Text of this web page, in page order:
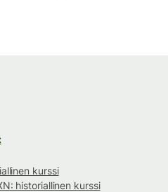
kurssi
historiallinen kurssi